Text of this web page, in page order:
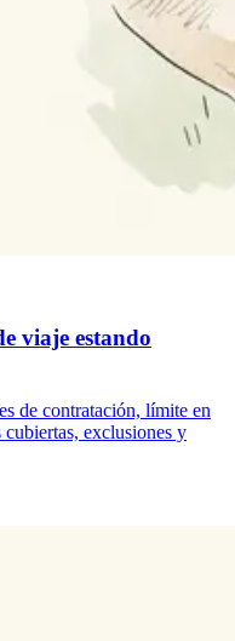
viaje estando
de contratación, límite en
cubiertas, exclusiones y